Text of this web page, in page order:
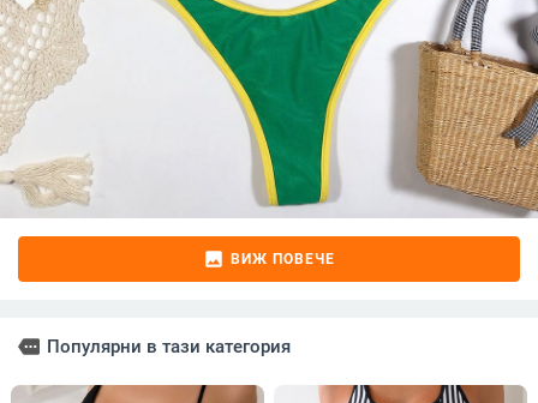
image ВИЖ ПОВЕЧЕ
more Популярни в тази категория